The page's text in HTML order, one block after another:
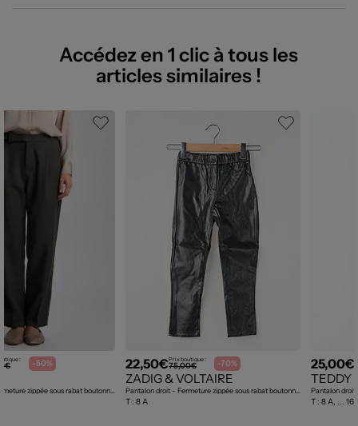
Accédez en 1 clic à tous les
articles similaires !
: -50% 22,50€Prix boutique :
75,00€ -70%
ZADIG & VOLTAIRE
T : 8 A
25,00€
TEDDY
Pantalon droit
T : 8 A, ... 16